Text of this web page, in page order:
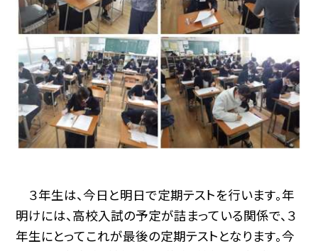
３年生は、今日と明日で定期テストを行います。年
明けには、高校入試の予定が詰まっている関係で、３
年生にとってこれが最後の定期テストとなります。今